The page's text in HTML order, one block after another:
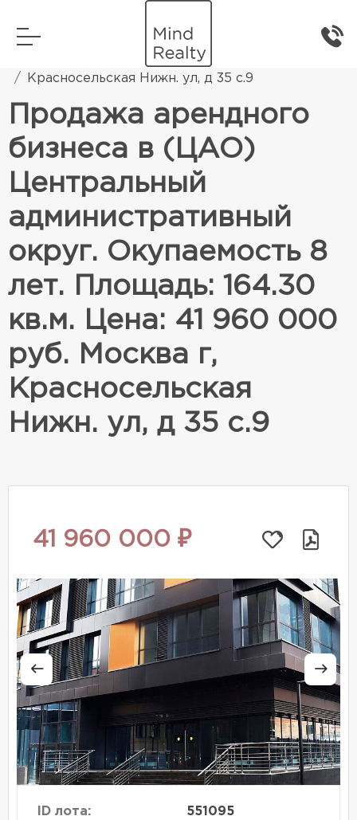
Коммерческая недвижимость
Красносельская Нижн. ул, д 35 с.9
Продажа арендного
бизнеса в (ЦАО)
Центральный
административный
округ. Окупаемость 8
лет. Площадь: 164.30
кв.м. Цена: 41 960 000
руб. Москва г,
Красносельская
Нижн. ул, д 35 с.9
41 960 000 ₽
ID лота: 551095